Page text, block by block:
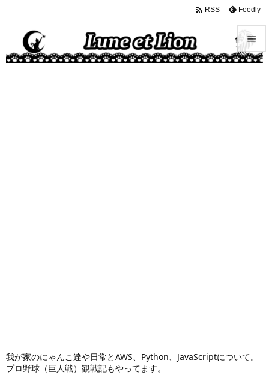
我が家のにゃんこ達や日常とAWS、Python、JavaScriptについて。
プロ野球（巨人戦）観戦記もやってます。


 RSS Feedly